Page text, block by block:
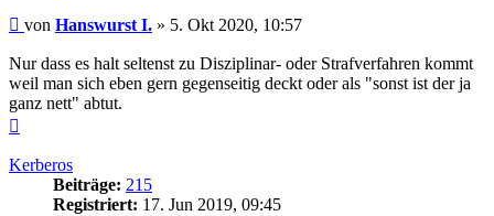
Beitrag
von Hanswurst I. » 5. Okt 2020, 10:57
Nur dass es halt seltenst zu Disziplinar- oder Strafverfahren kommt
weil man sich eben gern gegenseitig deckt oder als "sonst ist der ja
ganz nett" abtut.
Kerberos
Beiträge: 215
Registriert: 17. Jun 2019, 09:45